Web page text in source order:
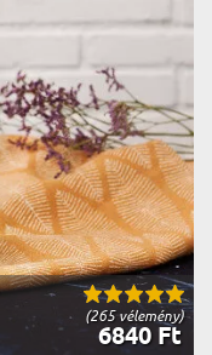
(265 vélemény)
6840 Ft